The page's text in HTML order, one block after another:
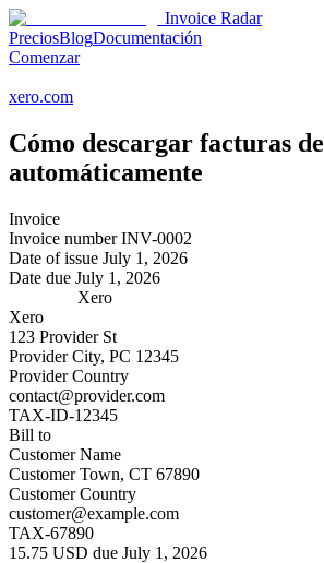
Invoice Radar
PreciosBlogDocumentación
Comenzar
xero.com
Cómo descargar facturas de
automáticamente
Invoice
Invoice numberINV-0002
Date of issue July 1, 2026
Date due July 1, 2026
Xero
Xero
123 Provider St
Provider City, PC 12345
Provider Country
contact@provider.com
TAX-ID-12345
Bill to
Customer Name
Customer Town, CT 67890
Customer Country
customer@example.com
TAX-67890
15.75 USD due July 1, 2026